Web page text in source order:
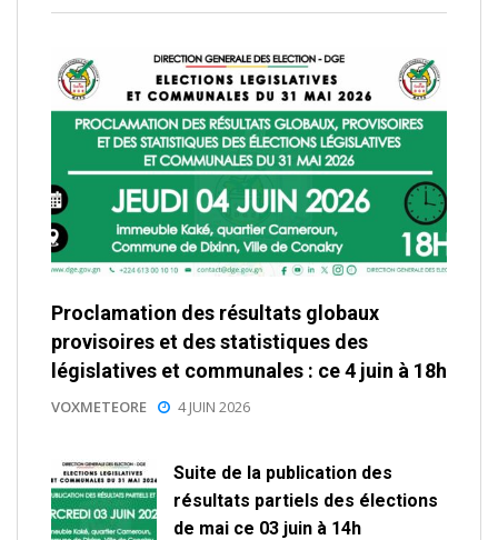
Proclamation des résultats globaux
provisoires et des statistiques des
législatives et communales : ce 4 juin à 18h
VOXMETEORE 4 JUIN 2026
Suite de la publication des
résultats partiels des élections
de mai ce 03 juin à 14h